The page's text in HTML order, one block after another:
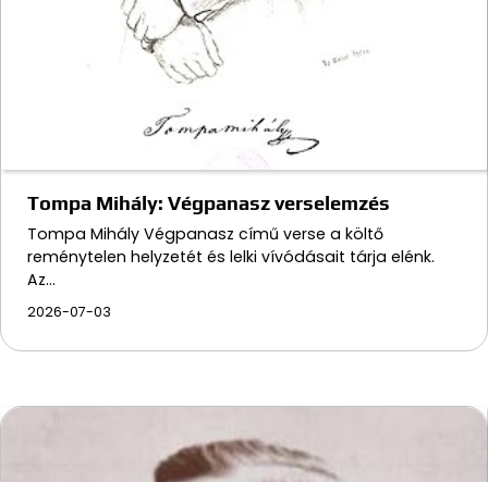
Tompa Mihály: Végpanasz verselemzés
Tompa Mihály Végpanasz című verse a költő
reménytelen helyzetét és lelki vívódásait tárja elénk.
Az…
2026-07-03